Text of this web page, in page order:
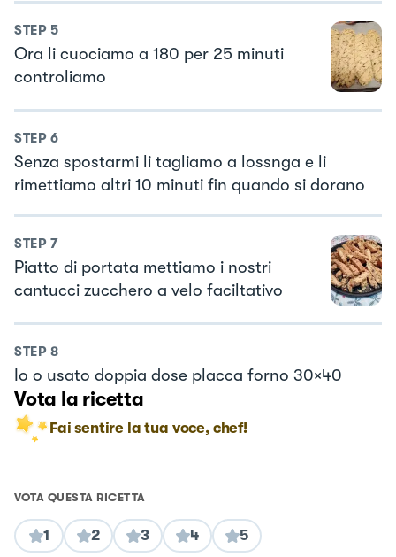
STEP 5
Ora li cuociamo a 180 per 25 minuti
controliamo
STEP 6
Senza spostarmi li tagliamo a lossnga e li
rimettiamo altri 10 minuti fin quando si dorano
STEP 7
Piatto di portata mettiamo i nostri
cantucci zucchero a velo faciltativo
STEP 8
Io o usato doppia dose placca forno 30×40
Vota la ricetta
Fai sentire la tua voce, chef!
VOTA QUESTA RICETTA
1 2 3 4 5